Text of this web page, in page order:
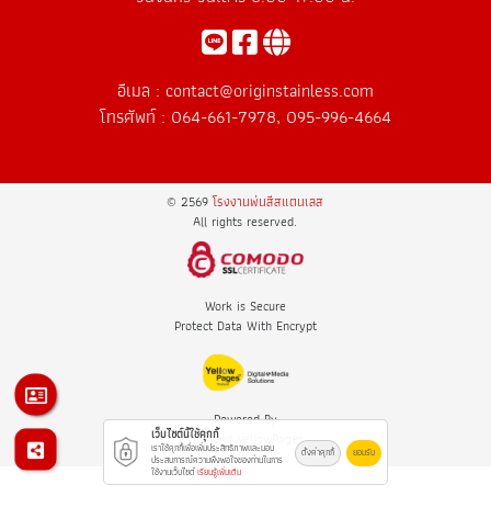
อีเมล : contact@originstainless.com
โทรศัพท์ : 064-661-7978, 095-996-4664
© 2569โรงงานพ่นสีสแตนเลส
All rights reserved.
Work is Secure
Protect Data With Encrypt
Powered By
Thailand YellowPages
เว็บไซต์นี้ใช้คุกกี้
เราใช้คุกกี้เพื่อเพิ่มประสิทธิภาพและมอบ
ประสบการณ์ความพึงพอใจของท่านในการ
ใช้งานเว็บไซต์เรียนรู้เพิ่มเติม
ตั้งค่าคุกกี้ ยอมรับ